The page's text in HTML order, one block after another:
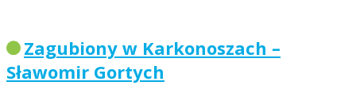
Zagubiony w Karkonoszach –
Sławomir Gortych